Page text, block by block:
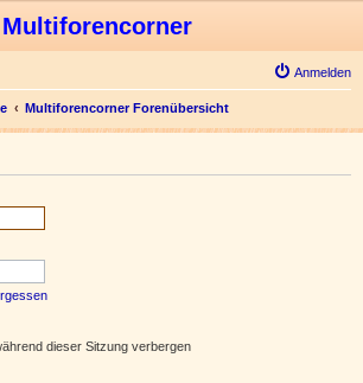
Multiforencorner
Anmelden
Multiforencorner Forenübersicht
dieser Sitzung verbergen